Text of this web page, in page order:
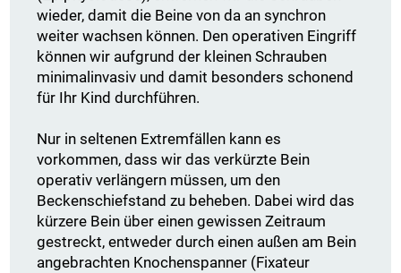
wieder, damit die Beine von da an synchron
weiter wachsen können. Den operativen Eingriff
können wir aufgrund der kleinen Schrauben
minimalinvasiv und damit besonders schonend
für Ihr Kind durchführen.
Nur in seltenen Extremfällen kann es
vorkommen, dass wir das verkürzte Bein
operativ verlängern müssen, um den
Beckenschiefstand zu beheben. Dabei wird das
kürzere Bein über einen gewissen Zeitraum
gestreckt, entweder durch einen außen am Bein
angebrachten Knochenspanner (Fixateur